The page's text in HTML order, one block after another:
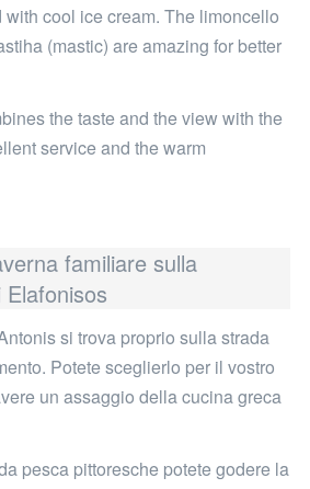
cool ice cream. Τhe limoncello
(mastic) are amazing for better
the taste and the view with the
service and the warm
familiare sulla
si trova proprio sulla strada
Potete sceglierlo per il vostro
un assaggio della cucina greca
pesca pittoresche potete godere la